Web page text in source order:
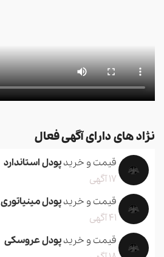
نژاد های دارای آگهی فعال
قیمت و خریدپودل استاندارد
17 آگهی
قیمت و خریدپودل مینیاتوری
41 آگهی
قیمت و خریدپودل عروسکی